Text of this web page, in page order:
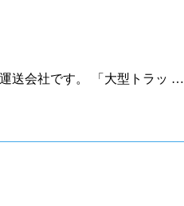
送会社です。 「大型トラッ …